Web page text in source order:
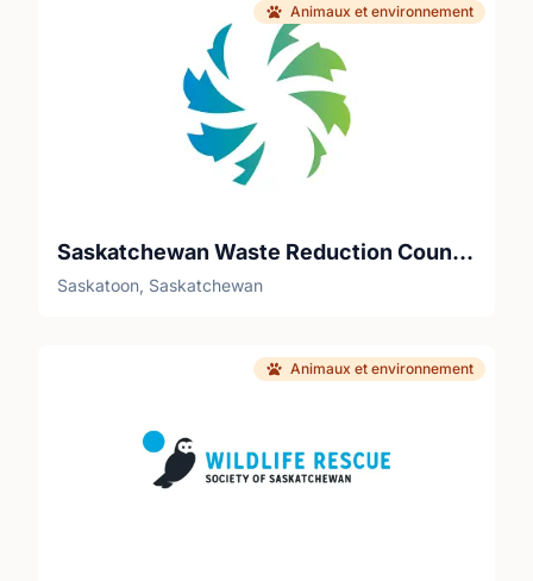
Animaux et environnement
Saskatchewan Waste Reduction Council
Saskatoon, Saskatchewan
Animaux et environnement